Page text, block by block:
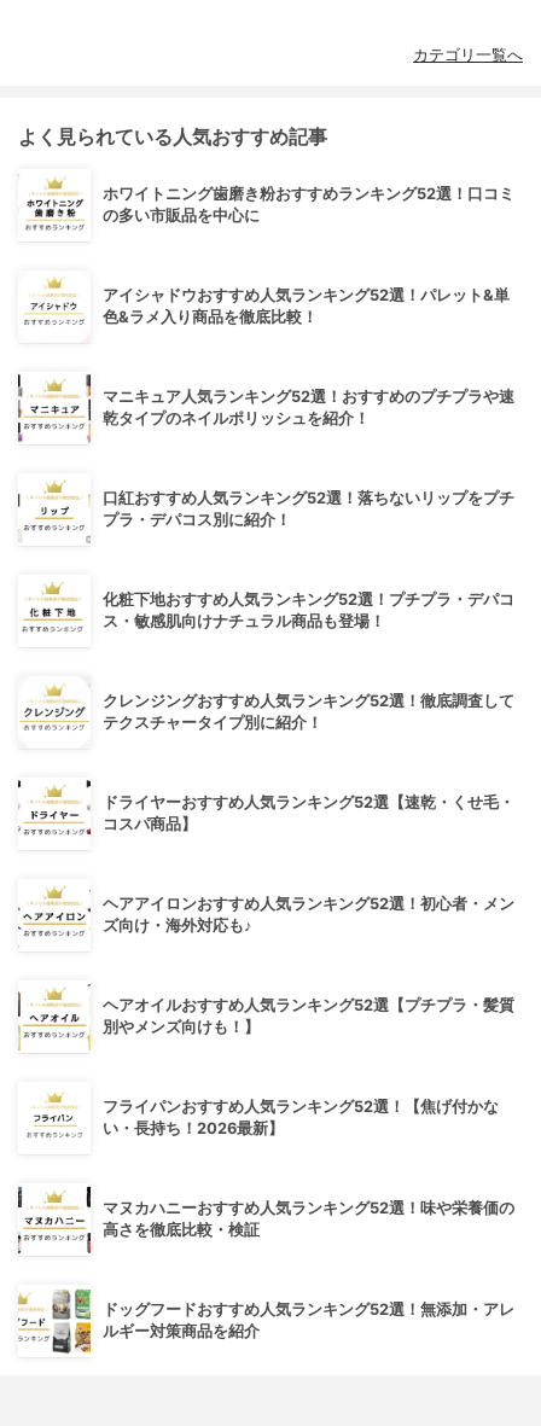
カテゴリ一覧へ
よく見られている人気おすすめ記事
ホワイトニング歯磨き粉おすすめランキング52選！口コミ
の多い市販品を中心に
アイシャドウおすすめ人気ランキング52選！パレット&単
色&ラメ入り商品を徹底比較！
マニキュア人気ランキング52選！おすすめのプチプラや速
乾タイプのネイルポリッシュを紹介！
口紅おすすめ人気ランキング52選！落ちないリップをプチ
プラ・デパコス別に紹介！
化粧下地おすすめ人気ランキング52選！プチプラ・デパコ
ス・敏感肌向けナチュラル商品も登場！
クレンジングおすすめ人気ランキング52選！徹底調査して
テクスチャータイプ別に紹介！
ドライヤーおすすめ人気ランキング52選【速乾・くせ毛・
コスパ商品】
ヘアアイロンおすすめ人気ランキング52選！初心者・メン
ズ向け・海外対応も♪
ヘアオイルおすすめ人気ランキング52選【プチプラ・髪質
別やメンズ向けも！】
フライパンおすすめ人気ランキング52選！【焦げ付かな
い・長持ち！2026最新】
マヌカハニーおすすめ人気ランキング52選！味や栄養価の
高さを徹底比較・検証
ドッグフードおすすめ人気ランキング52選！無添加・アレ
ルギー対策商品を紹介